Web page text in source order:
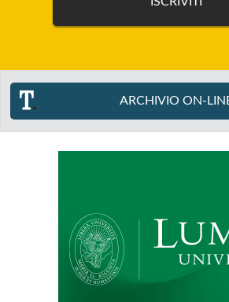
ARCHIVIO ON-